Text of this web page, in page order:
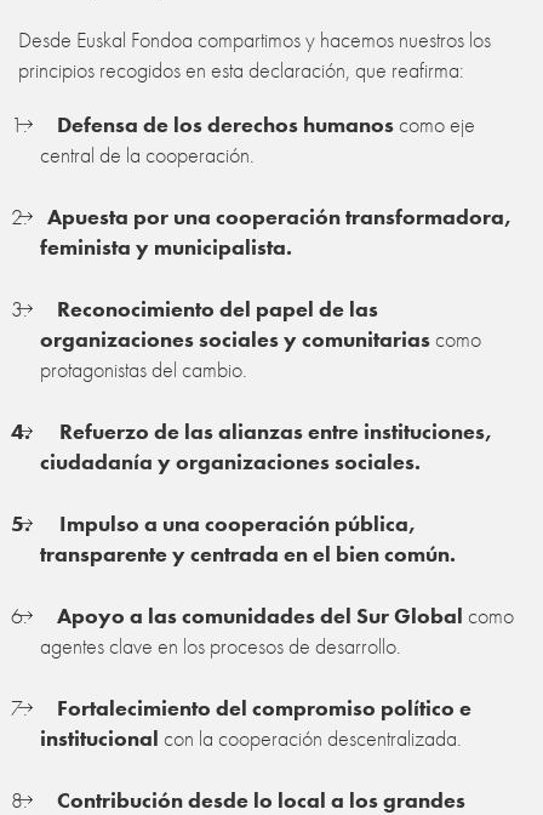
Desde Euskal Fondoa compartimos y hacemos nuestros los
principios recogidos en esta declaración, que reafirma:
1.
Defensa de los derechos humanoscomo eje
central de la cooperación.
2.
Apuesta por una cooperación transformadora,
feminista y municipalista.
3.
Reconocimiento del papel de las
organizaciones sociales y comunitariascomo
protagonistas del cambio.
4.
Refuerzo de las alianzas entre instituciones,
ciudadanía y organizaciones sociales.
5.
Impulso a una cooperación pública,
transparente y centrada en el bien común.
6. Apoyo a las comunidades del Sur Global como
agentes clave en los procesos de desarrollo.
7.
Fortalecimiento del compromiso político e
institucional con la cooperación descentralizada.
8.
Contribución desde lo local a los grandes